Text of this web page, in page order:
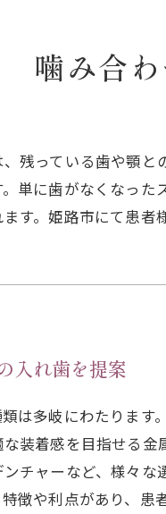
噛み合
残っている歯や顎
単に歯がなくなっ
す。姫路市にて患
入れ歯を提案
は多岐にわたります
装着感を目指せる
チャーなど、様々な
徴や利点があり、患